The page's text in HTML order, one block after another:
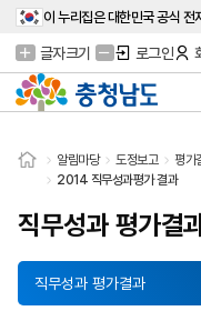
이 누리집은 대한민국 공식 전
글자크기 로그인
알림마당 도정보고 평가
2014 직무성과평가 결과
직무성과 평가결
직무성과 평가결과